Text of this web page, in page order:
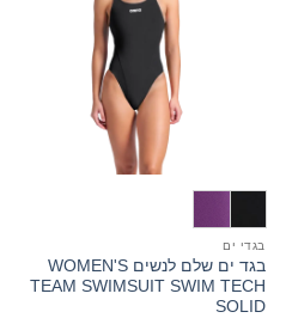
בגדי ים
בגד ים שלם לנשים WOMEN'S
TEAM SWIMSUIT SWIM TECH
SOLID